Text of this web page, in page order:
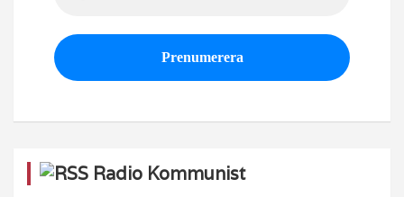
Radio Kommunist